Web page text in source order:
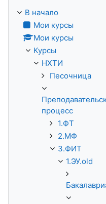
В начало
Мои курсы
Мои курсы
Курсы
НХТИ
Песочница
процесс
1.ФТ
2.МФ
3.ФИТ
1.ЭУ.old